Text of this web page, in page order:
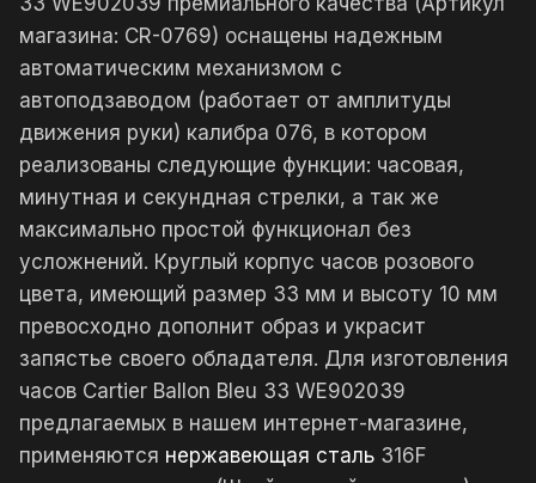
магазина: CR-0769) оснащены надежным
автоматическим механизмом с
автоподзаводом (работает от амплитуды
движения руки) калибра 076, в котором
реализованы следующие функции: часовая,
минутная и секундная стрелки, а так же
максимально простой функционал без
усложнений. Круглый корпус часов розового
цвета, имеющий размер 33 мм и высоту 10 мм
превосходно дополнит образ и украсит
запястье своего обладателя. Для изготовления
часов Cartier Ballon Bleu 33 WE902039
предлагаемых в нашем интернет-магазине,
применяются нержавеющая сталь 316F